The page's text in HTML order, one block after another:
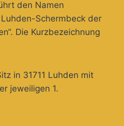
den Namen
Schermbeck der
Die Kurzbezeichnung
in 31711 Luhden mit
jeweiligen 1.